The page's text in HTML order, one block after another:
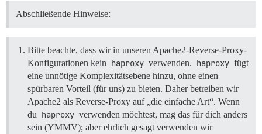
Abschließende Hinweise:
Bitte beachte, dass wir in unseren Apache2-Reverse-Proxy-
Konfigurationen kein haproxy verwenden. haproxy fügt
eine unnötige Komplexitätsebene hinzu, ohne einen
spürbaren Vorteil (für uns) zu bieten. Daher betreiben wir
Apache2 als Reverse-Proxy auf „die einfache Art“. Wenn
du haproxy verwenden möchtest, mag das für dich anders
sein (YMMV); aber ehrlich gesagt verwenden wir